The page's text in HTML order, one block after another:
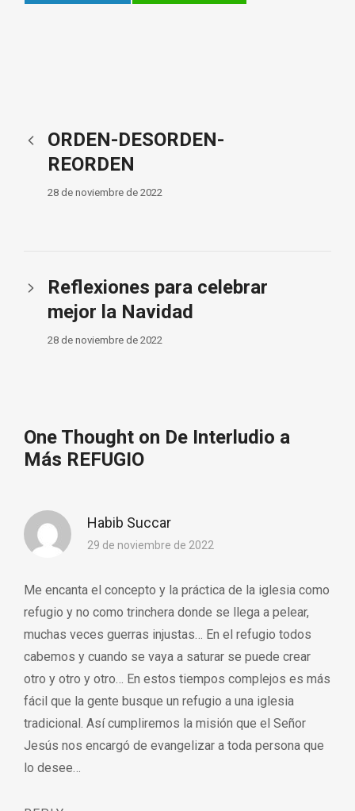
ORDEN-DESORDEN-
REORDEN
28 de noviembre de 2022
Reflexiones para celebrar
mejor la Navidad
28 de noviembre de 2022
One Thought on De Interludio a
Más REFUGIO
Habib Succar
29 de noviembre de 2022
Me encanta el concepto y la práctica de la iglesia como
refugio y no como trinchera donde se llega a pelear,
muchas veces guerras injustas… En el refugio todos
cabemos y cuando se vaya a saturar se puede crear
otro y otro y otro… En estos tiempos complejos es más
fácil que la gente busque un refugio a una iglesia
tradicional. Así cumpliremos la misión que el Señor
Jesús nos encargó de evangelizar a toda persona que
lo desee…